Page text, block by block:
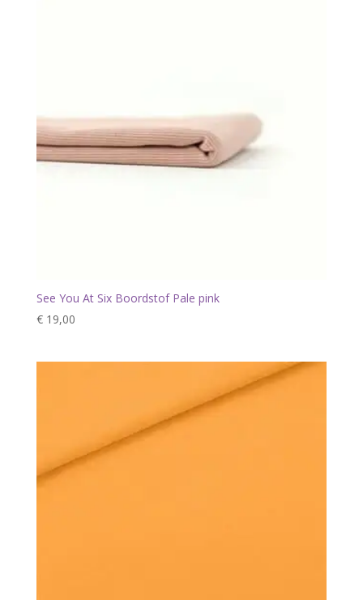
See You At Six Boordstof Pale pink
€19,00